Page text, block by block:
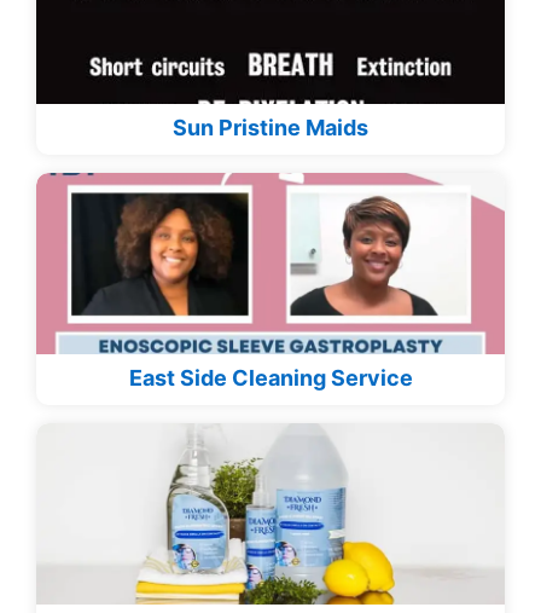
Sun Pristine Maids
East Side Cleaning Service